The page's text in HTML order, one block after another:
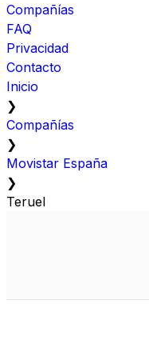
Compañías
FAQ
Privacidad
Contacto
Inicio
❯
Compañías
❯
Movistar España
❯
Teruel